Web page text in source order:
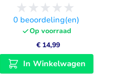
0 beoordeling(en)
Op voorraad
€ 14,99
In Winkelwagen